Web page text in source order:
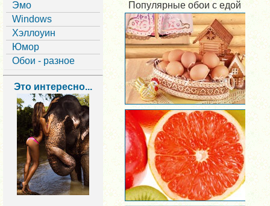
Эмо
Windows
Хэллоуин
Юмор
Обои - разное
Это интересно...
Популярные обои с едой